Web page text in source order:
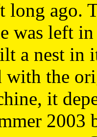
long ago.
was left
a nest in
with the
it
2003